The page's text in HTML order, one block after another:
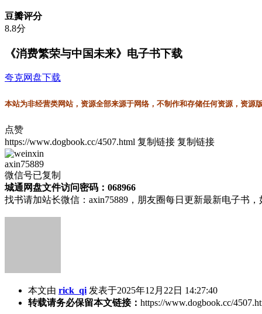
豆瓣评分
8.8分
《消费繁荣与中国未来》电子书下载
夸克网盘下载
本站为非经营类网站，资源全部来源于网络，不制作和存储任何资源，资
点赞
https://www.dogbook.cc/4507.html 复制链接 复制链接
axin75889
微信号已复制
城通网盘文件访问密码：068966
找书请加站长微信：axin75889，朋友圈每日更新最新电子书
本文由 rick_qi 发表于2025年12月22日 14:27:40
转载请务必保留本文链接： https://www.dogbook.cc/